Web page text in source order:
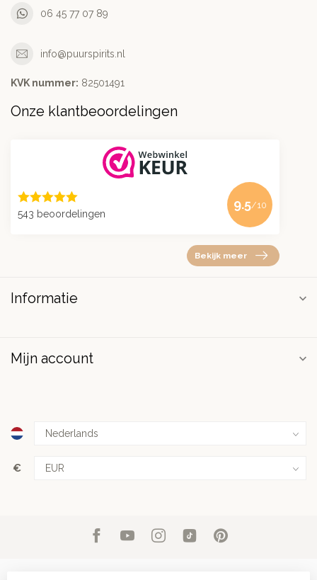
06 45 77 07 89
info@puurspirits.nl
KVK nummer: 82501491
Onze klantbeoordelingen
543 beoordelingen
9.5/10
Bekijk meer
Informatie
Mijn account
€